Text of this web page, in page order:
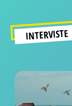
INTERVISTE